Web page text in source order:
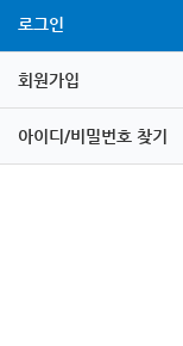
로그인
회원가입
아이디/비밀번호 찾기